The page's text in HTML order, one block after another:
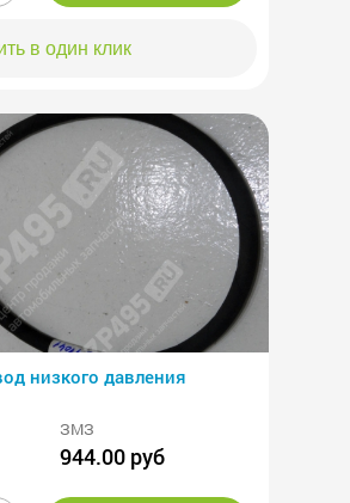
в один клик
низкого давления
ЗМЗ
944.00 руб